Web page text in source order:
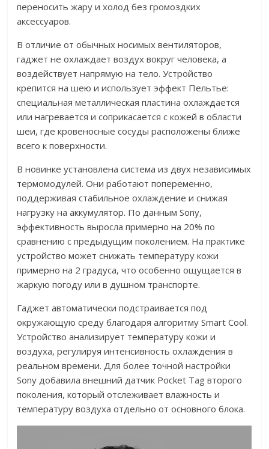
переносить жару и холод без громоздких
аксессуаров.
В отличие от обычных носимых вентиляторов,
гаджет не охлаждает воздух вокруг человека, а
воздействует напрямую на тело. Устройство
крепится на шею и использует эффект Пельтье:
специальная металлическая пластина охлаждается
или нагревается и соприкасается с кожей в области
шеи, где кровеносные сосуды расположены ближе
всего к поверхности.
В новинке установлена система из двух независимых
термомодулей. Они работают попеременно,
поддерживая стабильное охлаждение и снижая
нагрузку на аккумулятор. По данным Sony,
эффективность выросла примерно на 20% по
сравнению с предыдущим поколением. На практике
устройство может снижать температуру кожи
примерно на 2 градуса, что особенно ощущается в
жаркую погоду или в душном транспорте.
Гаджет автоматически подстраивается под
окружающую среду благодаря алгоритму Smart Cool.
Устройство анализирует температуру кожи и
воздуха, регулируя интенсивность охлаждения в
реальном времени. Для более точной настройки
Sony добавила внешний датчик Pocket Tag второго
поколения, который отслеживает влажность и
температуру воздуха отдельно от основного блока.